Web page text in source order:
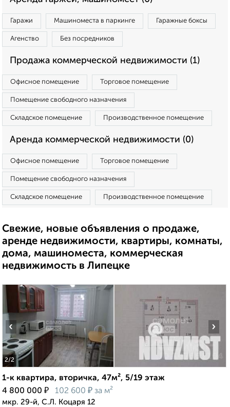
Гаражи Машиноместа в паркинге Гаражные боксы
Агенство Без посредников
Продажа коммерческой недвижимости (1)
Офисное помещение Торговое помещение
Помещение свободного назначения
Складское помещение Производственное помещение
Аренда коммерческой недвижимости (0)
Офисное помещение Торговое помещение
Помещение свободного назначения
Складское помещение Производственное помещение
Свежие, новые объявления о продаже,
аренде недвижимости, квартиры, комнаты,
дома, машиноместа, коммерческая
недвижимость в Липецке
2/2
‹ ›
1-к квартира, вторичка, 47м², 5/19 этаж
4 800 000 ₽ 102 600 ₽ за м²
мкр. 29-й, С.Л. Коцаря 12